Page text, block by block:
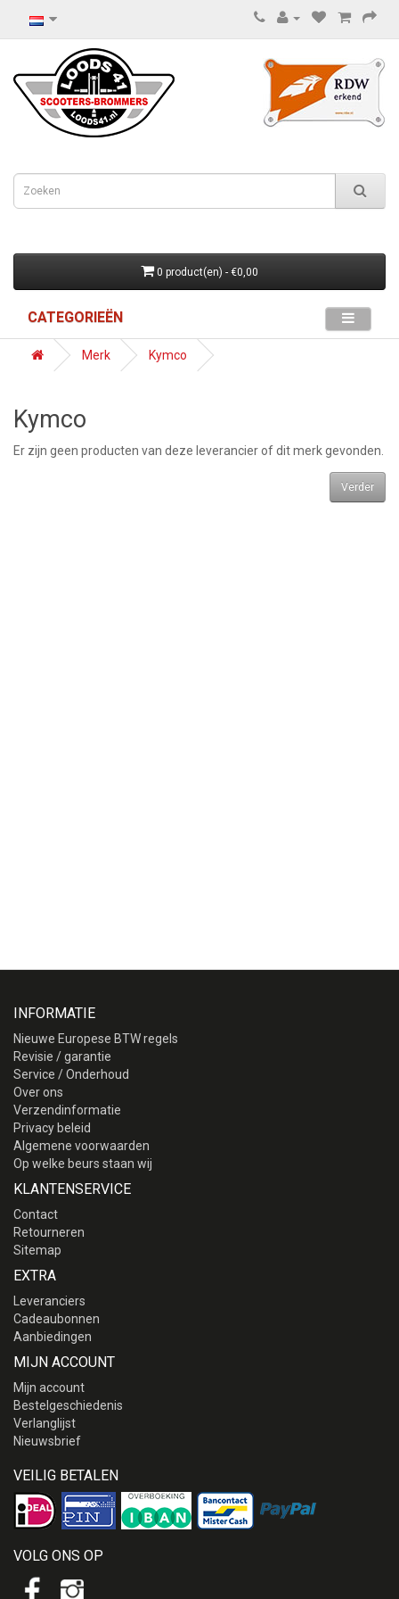
0 product(en) - €0,00
CATEGORIEËN
Merk Kymco
Kymco
Er zijn geen producten van deze leverancier of dit merk gevonden.
Verder
INFORMATIE
Nieuwe Europese BTW regels
Revisie / garantie
Service / Onderhoud
Over ons
Verzendinformatie
Privacy beleid
Algemene voorwaarden
Op welke beurs staan wij
KLANTENSERVICE
Contact
Retourneren
Sitemap
EXTRA
Leveranciers
Cadeaubonnen
Aanbiedingen
MIJN ACCOUNT
Mijn account
Bestelgeschiedenis
Verlanglijst
Nieuwsbrief
VEILIG BETALEN
VOLG ONS OP